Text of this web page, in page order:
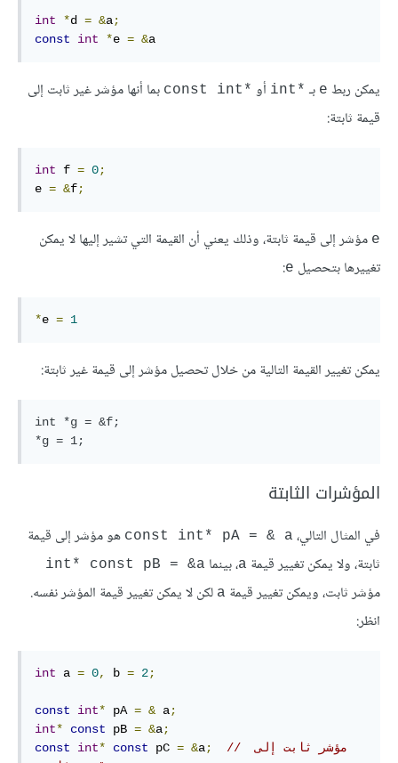
int *d = &a;
const
int *e = &a
يمكن ربط e بـ *int أو *const int
بما أنها مؤشر غير ثابت إلى
قيمة ثابتة:
int f = 0;
e = &f;
e مؤشر إلى قيمة ثابتة، وذلك يعني أن القيمة التي تشير إليها لا يمكن
تغييرها بتحصيل e
:
*e = 1
يمكن تغيير القيمة التالية من خلال تحصيل مؤشر إلى قيمة غير ثابتة:
int *g = &f;
المؤشرات الثابتة
في المثال التالي، const int* pA = & a هو مؤشر إلى قيمة
ثابتة، ولا يمكن تغيير قيمة a، بينما int* const pB = &a
مؤشر ثابت، ويمكن تغيير قيمة a لكن لا يمكن تغيير قيمة المؤشر نفسه.
انظر:
int a = 0, b = 2;
const int* pA = & a;
int* const pB = &a;
const
int* const pC = &a;
// مؤشر ثابت إلى